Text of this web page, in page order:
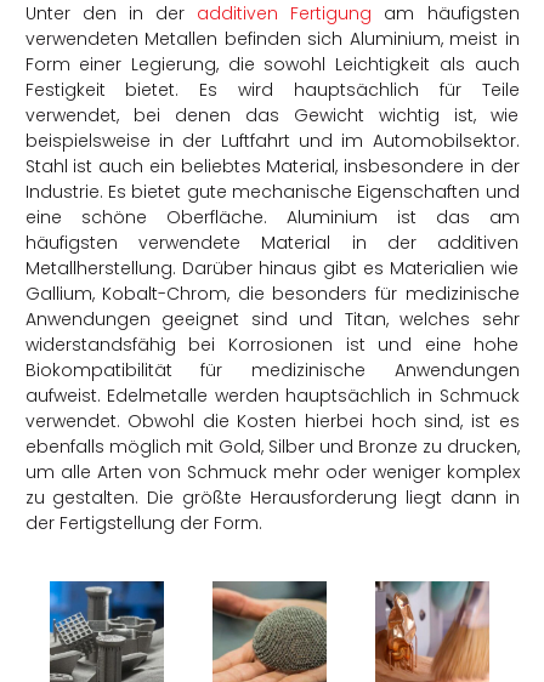
Unter den in der additiven Fertigung am häufigsten
verwendeten Metallen befinden sich Aluminium, meist in
Form einer Legierung, die sowohl Leichtigkeit als auch
Festigkeit bietet. Es wird hauptsächlich für Teile
verwendet, bei denen das Gewicht wichtig ist, wie
beispielsweise in der Luftfahrt und im Automobilsektor.
Stahl ist auch ein beliebtes Material, insbesondere in der
Industrie. Es bietet gute mechanische Eigenschaften und
eine schöne Oberfläche. Aluminium ist das am
häufigsten verwendete Material in der additiven
Metallherstellung. Darüber hinaus gibt es Materialien wie
Gallium, Kobalt-Chrom, die besonders für medizinische
Anwendungen geeignet sind und Titan, welches sehr
widerstandsfähig bei Korrosionen ist und eine hohe
Biokompatibilität für medizinische Anwendungen
aufweist. Edelmetalle werden hauptsächlich in Schmuck
verwendet. Obwohl die Kosten hierbei hoch sind, ist es
ebenfalls möglich mit Gold, Silber und Bronze zu drucken,
um alle Arten von Schmuck mehr oder weniger komplex
zu gestalten. Die größte Herausforderung liegt dann in
der Fertigstellung der Form.